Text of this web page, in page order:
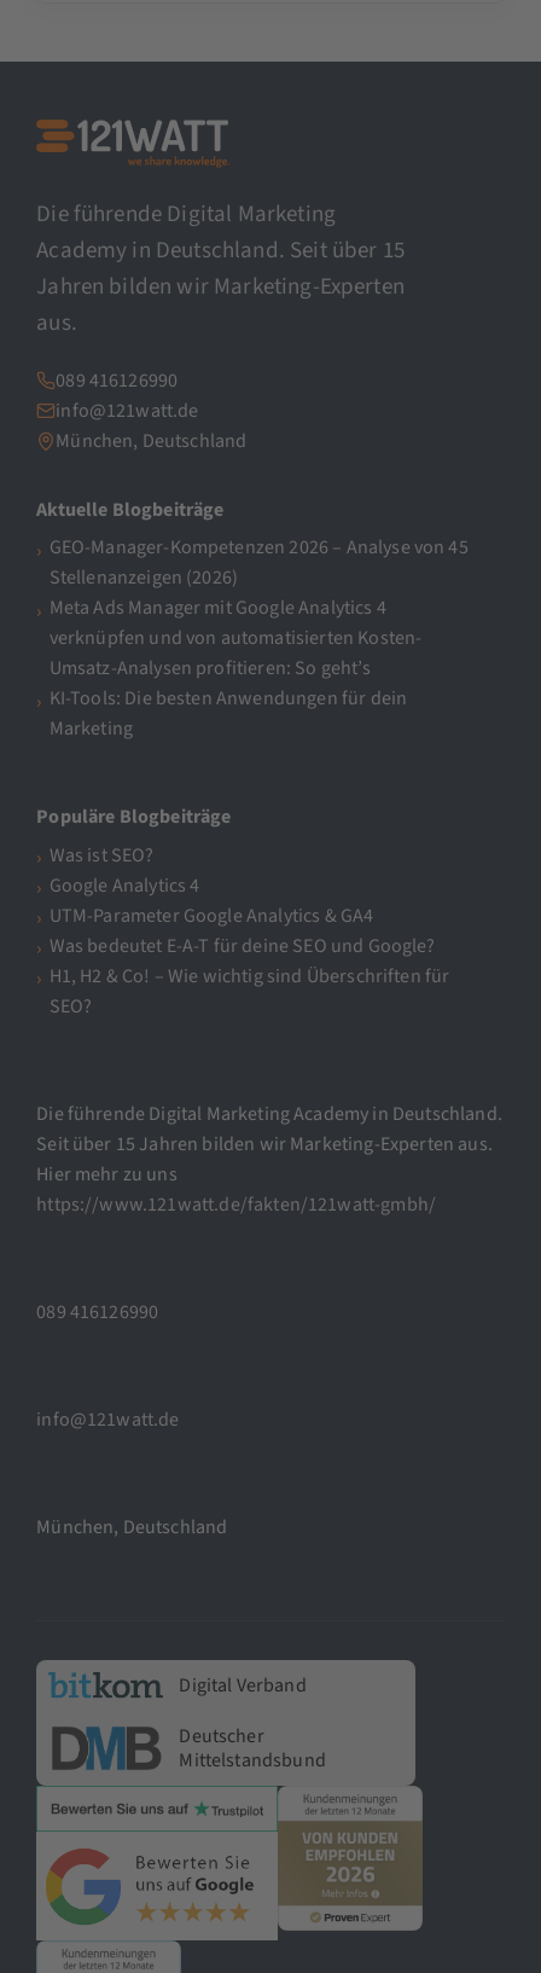
Die führende Digital Marketing
Academy in Deutschland. Seit über 15
Jahren bilden wir Marketing-Experten
aus.
089 416126990
info@121watt.de
München, Deutschland
Aktuelle Blogbeiträge
GEO-Manager-Kompetenzen 2026 – Analyse von 45
Stellenanzeigen (2026)
Meta Ads Manager mit Google Analytics 4
verknüpfen und von automatisierten Kosten-
Umsatz-Analysen profitieren: So geht’s
KI-Tools: Die besten Anwendungen für dein
Marketing
Populäre Blogbeiträge
Was ist SEO?
Google Analytics 4
UTM-Parameter Google Analytics & GA4
Was bedeutet E-A-T für deine SEO und Google?
H1, H2 & Co! – Wie wichtig sind Überschriften für
SEO?
Die führende Digital Marketing Academy in Deutschland.
Seit über 15 Jahren bilden wir Marketing-Experten aus.
Hier mehr zu uns
https://www.121watt.de/fakten/121watt-gmbh/
089 416126990
info@121watt.de
München, Deutschland
Digital Verband
Deutscher
Mittelstandsbund